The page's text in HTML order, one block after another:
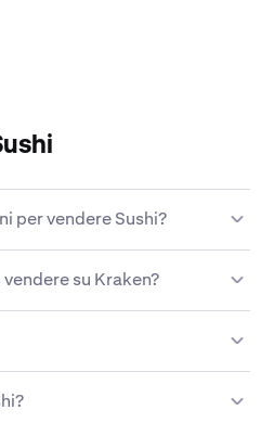
per vendere Sushi?
metodo di pagamento,
della transazione.Scopri di più
di Kraken
su Kraken?
Sushi.
self-service che permette ai